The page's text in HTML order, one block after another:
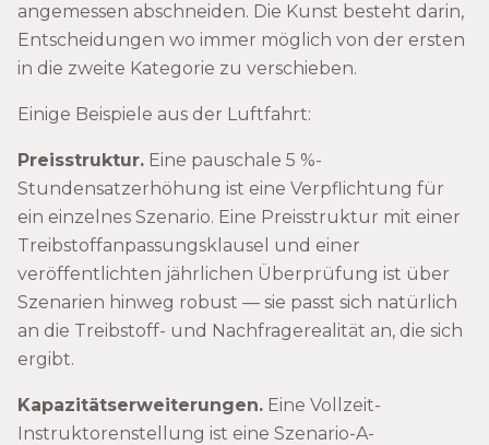
angemessen abschneiden. Die Kunst besteht darin,
Entscheidungen wo immer möglich von der ersten
in die zweite Kategorie zu verschieben.
Einige Beispiele aus der Luftfahrt:
Preisstruktur. Eine pauschale 5 %-
Stundensatzerhöhung ist eine Verpflichtung für
ein einzelnes Szenario. Eine Preisstruktur mit einer
Treibstoffanpassungsklausel und einer
veröffentlichten jährlichen Überprüfung ist über
Szenarien hinweg robust — sie passt sich natürlich
an die Treibstoff- und Nachfragerealität an, die sich
ergibt.
Kapazitätserweiterungen. Eine Vollzeit-
Instruktorenstellung ist eine Szenario-A-